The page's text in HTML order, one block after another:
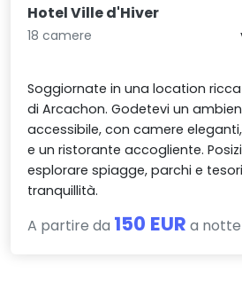
Hotel Ville d'Hiver
18 camere
Soggiornate in una location
di Arcachon. Godetevi un
accessibile, con camere
e un ristorante accogliente.
esplorare spiagge, parchi e
tranquillità.
A partire da 150 EUR a notte